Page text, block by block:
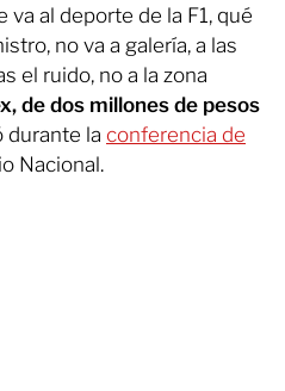
va al deporte de la F1, qué
no va a galería, a las
el ruido, no a la zona
de dos millones de pesos
durante la conferencia de
Nacional.